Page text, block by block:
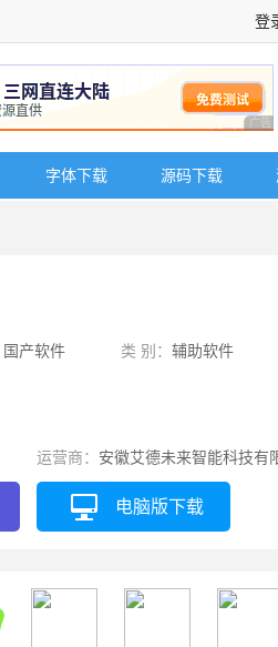
登
广告
字体下载 源码下载
国产软件 类 别： 辅助软件
运营商： 安徽艾德未来智能科技有
电脑版下载